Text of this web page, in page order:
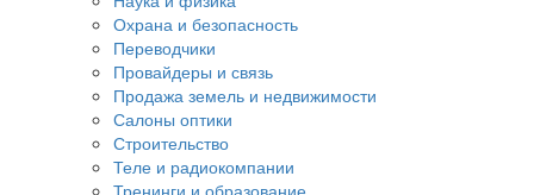
Охрана и безопасность
Переводчики
Провайдеры и связь
Продажа земель и недвижимости
Салоны оптики
Строительство
Теле и радиокомпании
Тренинги и образование